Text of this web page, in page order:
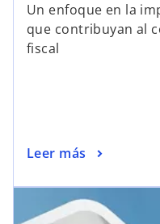
Un enfoque en la
que contribuyan al
fiscal
Leer más